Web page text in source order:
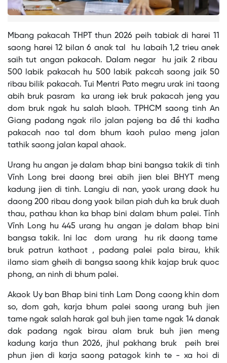
Mbang pakacah THPT thun 2026 peih tabiak di harei 11
saong harei 12 bilan 6 anak tal hu labaih 1,2 trieu anek
saih tut angan pakacah. Dalam negar hu jaik 2 ribau
500 labik pakacah hu 500 labik pakcah saong jaik 50
ribau bilik pakacah. Tui Mentri Pato megru urak ini taong
abih bruk pasram ka urang iek bruk pakacah jeng yau
dom bruk ngak hu salah blaoh. TPHCM saong tinh An
Giang padang ngak rilo jalan pajeng ba đề thi kadha
pakacah nao tal dom bhum kaoh pulao meng jalan
tathik saong jalan kapal ahaok.
Urang hu angan je dalam bhap bini bangsa takik di tinh
Vĩnh Long brei daong brei abih jien blei BHYT meng
kadung jien di tinh. Langiu di nan, yaok urang daok hu
daong 200 ribau dong yaok bilan piah duh ka bruk duah
thau, pathau khan ka bhap bini dalam bhum palei. Tỉnh
Vĩnh Long hu 445 urang hu angan je dalam bhap bini
bangsa takik. Ini lac dom urang hu rik daong tame
bruk patrun kathaot , padang palei pala birau, khik
ilamo siam gheih di bangsa saong khik kajap bruk quoc
phong, an ninh di bhum palei.
Akaok Uy ban Bhap bini tinh Lam Dong caong khin dom
so, dom gah, karja bhum palei saong urang buh jien
tame ngak salah harak gal buh jien tame ngak 14 danak
dak padang ngak birau alam bruk buh jien meng
kadung karja thun 2026, jhul pakhang bruk peih brei
phun jien di karja saong patagok kinh te - xa hoi di